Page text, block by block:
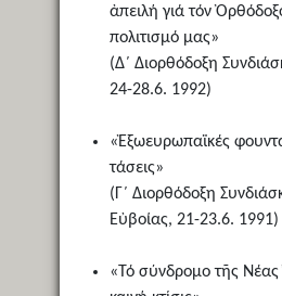
ἀπειλή γιά τόν
πολιτισμό μας»
(Δ΄ Διορθόδοξη
24-28.6. 1992)
«Ἐξωευρωπαϊκές
τάσεις»
(Γ΄ Διορθόδοξη
Εὐβοίας, 21-23.6. 1991)
«Τό σύνδρομο τῆς Νέας